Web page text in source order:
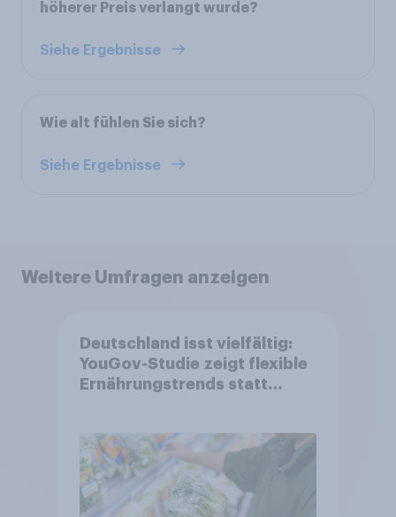
höherer Preis verlangt wurde?
Siehe Ergebnisse
Wie alt fühlen Sie sich?
Siehe Ergebnisse
Weitere Umfragen anzeigen
Deutschland isst vielfältig:
YouGov-Studie zeigt flexible
Ernährungstrends statt